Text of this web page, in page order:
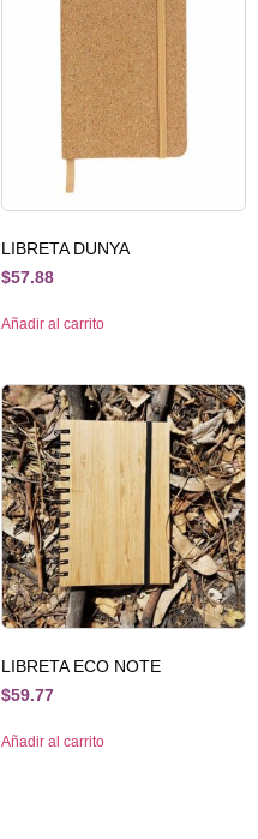
LIBRETA DUNYA
$57.88
Añadir al carrito
LIBRETA ECO NOTE
$59.77
Añadir al carrito